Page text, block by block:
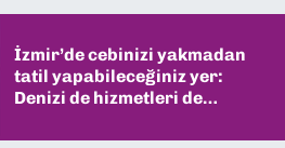
İzmir’de cebinizi yakmadan
tatil yapabileceğiniz yer:
Denizi de hizmetleri de